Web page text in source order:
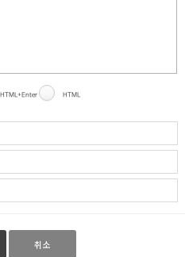
HTML+Enter HTML